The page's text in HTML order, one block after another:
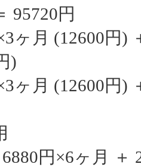
95720円
ヶ月 (12600円)
)
ヶ月 (12600円)
円×6ヶ月 ＋